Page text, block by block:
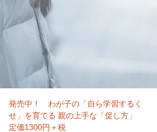
発売中！　わが子の「自ら学習するく
せ」を育てる 親の上手な「促し方」
定価1300円＋税